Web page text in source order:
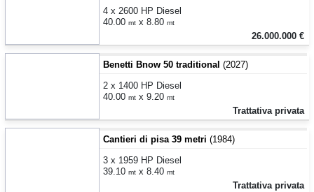
4 x 2600 HP Diesel
40.00 mt x 8.80 mt
26.000.000 €
Benetti Bnow 50 traditional (2027)
2 x 1400 HP Diesel
40.00 mt x 9.20 mt
Trattativa privata
Cantieri di pisa 39 metri (1984)
3 x 1959 HP Diesel
39.10 mt x 8.40 mt
Trattativa privata